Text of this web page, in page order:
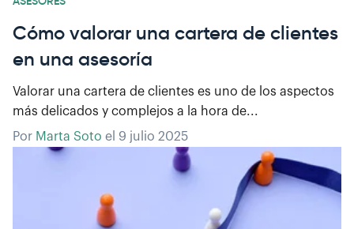
Cómo valorar una cartera de clientes
en una asesoría
Valorar una cartera de clientes es uno de los aspectos
más delicados y complejos a la hora de...
Por Marta Soto el 9 julio 2025